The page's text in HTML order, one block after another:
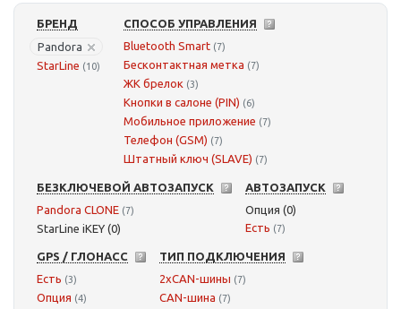
БРЕНД
Pandora
StarLine (10)
СПОСОБ УПРАВЛЕНИЯ
Bluetooth Smart (7)
Бесконтактная метка (7)
ЖК брелок (3)
Кнопки в салоне (PIN) (6)
Мобильное приложение (7)
Телефон (GSM) (7)
Штатный ключ (SLAVE) (7)
БЕЗКЛЮЧЕВОЙ АВТОЗАПУСК
Pandora CLONE (7)
StarLine iKEY (0)
АВТОЗАПУСК
Опция (0)
Есть (7)
GPS / ГЛОНАСС
Есть (3)
Опция (4)
ТИП ПОДКЛЮЧЕНИЯ
2xCAN-шины (7)
CAN-шина (7)